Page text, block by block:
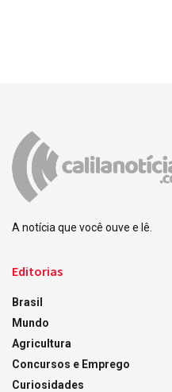
A notícia que você ouve e lê.
Editorias
Brasil
Mundo
Agricultura
Concursos e Emprego
Curiosidades